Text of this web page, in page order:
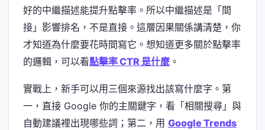
好的中繼描述能提升點擊率。所以中繼描述是「間
接」影響排名，不是直接。這層因果關係講清楚，你
才知道為什麼要花時間寫它。想知道更多關於點擊率
的邏輯，可以看點擊率 CTR 是什麼 。
實戰上，新手可以用三個來源找出該寫什麼字。第
一，直接 Google 你的主關鍵字，看「相關搜尋」與
自動建議裡出現哪些詞；第二，用 Google Trends